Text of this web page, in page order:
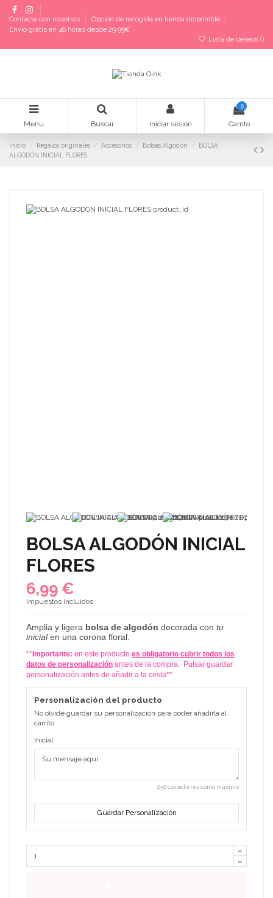
Contacte con nosotros
Opción de recogida en tienda disponible
Envío gratis en 48 horas desde 29,99€
Lista de deseos ()
Menu Buscar Iniciar sesión
0
Carrito
Inicio Regalos originales Accesorios Bolsas Algodón
BOLSA
ALGODÓN INICIAL FLORES
BOLSA ALGODÓN INICIAL
FLORES
6,99 €
Impuestos incluidos
Amplia y ligera bolsa de algodón decorada con tu
inicialen una corona floral.
**Importante: en este producto es obligatorio cubrir todos los
datos de personalización antes de la compra. Pulsar guardar
personalización antes de añadir a la cesta**
Personalización del producto
No olvide guardar su personalización para poder añadirla al
carrito
Inicial
250 caracteres como máximo
Guardar Personalización